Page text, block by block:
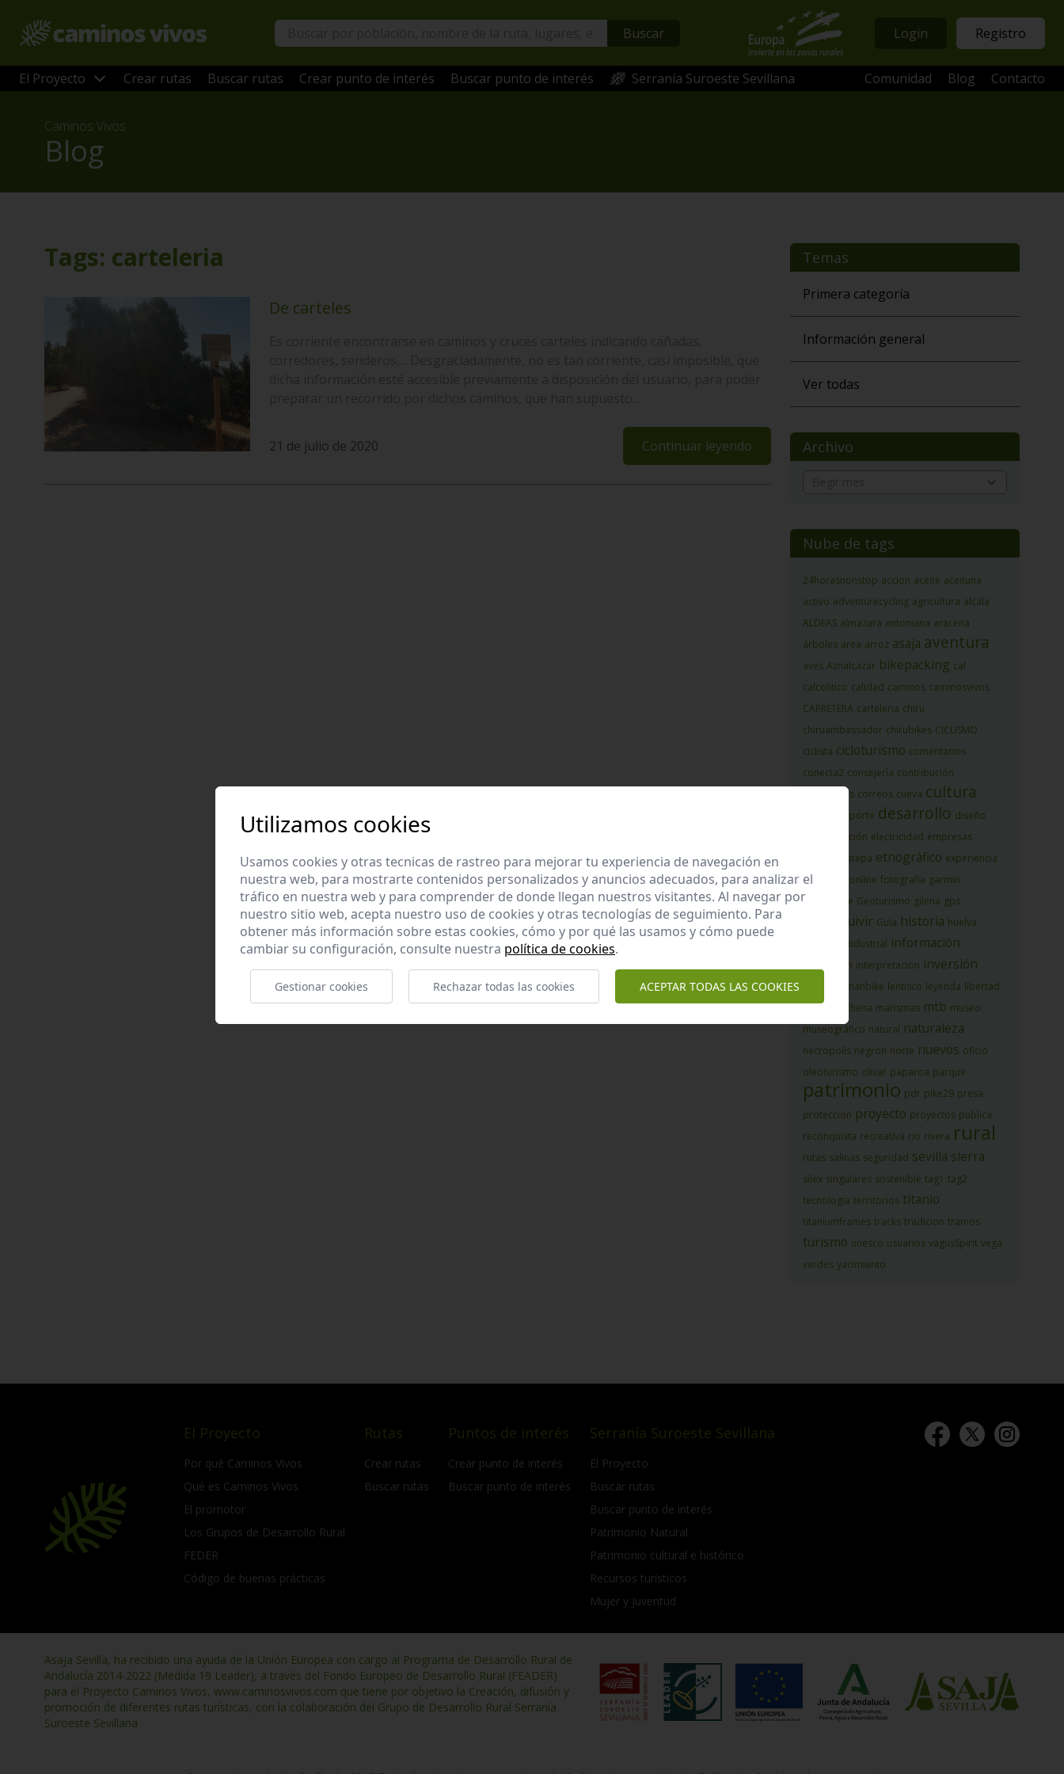
Buscar Login Registro
El Proyecto Crear rutas Buscar rutas Crear punto de interés Buscar punto de interés Serranía Suroeste Sevillana Comunidad Blog Contacto
Caminos Vivos
Blog
Tags: carteleria
De carteles
21 de julio de 2020 Continuar leyendo
Temas
Primera categoría
Información general
Ver todas
Archivo
Nube de tags
24horasnonstop accion aceite aceituna
activo adventurecycling agricultura alcala
ALDEAS almazara antoniana aracena
árboles area arroz asaja aventura
aves Aznalcazar bikepacking cal
calcolitico calidad caminos caminosvivos
CARRETERA carteleria chiru
chiruambassador chirubikes CICLISMO
ciclista cicloturismo comentarios
conecta2 consejería contribución
corredores correos cueva cultura
deporte desarrollo diseño
diversificación electricidad empresas
estepa etnográfico experiencia
formaciononline fotografia garmin
geoparque Geoturismo gilena gps
guadalquivir Guía historia huelva
industrial información
interaccion interpretacion inversión
kaninawomanbike lentisco leyenda libertad
local
marchena marismas mtb museo
museográfico natural naturaleza
necropolis negron norte nuevos oficio
oleoturismo olivar paparoa parque
patrimonio pdr pike29 presa
proteccion proyecto proyectos publica
reconquista recreativa rio rivera rural
rutas salinas seguridad sevilla sierra
silex singulares sostenible tag1 tag2
tecnologia territorios titanio
titaniumframes tracks tradicion tramos
turismo unesco usuarios vagusSpirit vega
verdes yacimiento
El Proyecto
Por qué Caminos Vivos
Qué es Caminos Vivos
El promotor
Los Grupos de Desarrollo Rural
FEDER
Código de buenas prácticas
Rutas
Crear rutas
Buscar rutas
Puntos de interés
Crear punto de interés
Buscar punto de interés
Serranía Suroeste Sevillana
El Proyecto
Buscar rutas
Buscar punto de interés
Patrimonio Natural
Patrimonio cultural e histórico
Recursos turísticos
Mujer y Juventud
Asaja Sevilla, ha recibido una ayuda de la Unión Europea con cargo al Programa de Desarrollo Rural de
Andalucía 2014-2022 (Medida 19 Leader), a través del Fondo Europeo de Desarrollo Rural (FEADER)
para el Proyecto Caminos Vivos, www.caminosvivos.com que tiene por objetivo la Creación, difusión y
promoción de diferentes rutas turísticas, con la colaboración del Grupo de Desarrollo Rural Serranía
Suroeste Sevillana
Utilizamos cookies
Usamos cookies y otras tecnicas de rastreo para mejorar tu experiencia de navegación en
nuestra web, para mostrarte contenidos personalizados y anuncios adecuados, para analizar el
tráfico en nuestra web y para comprender de donde llegan nuestros visitantes. Al navegar por
nuestro sitio web, acepta nuestro uso de cookies y otras tecnologías de seguimiento. Para
obtener más información sobre estas cookies, cómo y por qué las usamos y cómo puede
cambiar su configuración, consulte nuestra política de cookies.
Gestionar cookies Rechazar todas las cookies ACEPTAR TODAS LAS COOKIES